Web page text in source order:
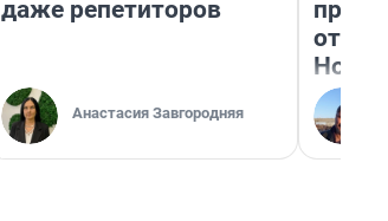
даже репетиторов
Анастасия Завгородняя